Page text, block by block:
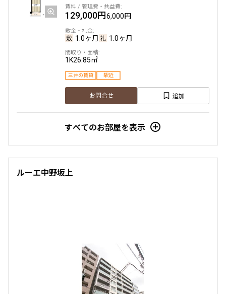
129,000円6,000円
1.0ヶ月 1.0ヶ月
1K26.85㎡
三井の賃貸 駅近
お問合せ 追加
すべてのお部屋を表示
ルーエ中野坂上